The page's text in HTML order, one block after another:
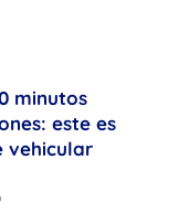
minutos
este es
vehicular